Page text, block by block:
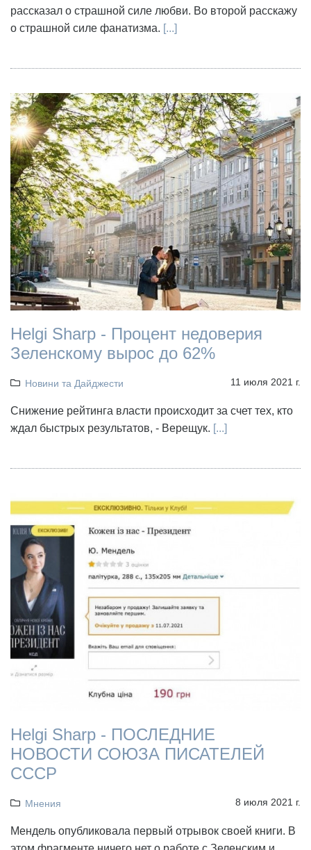
рассказал о страшной силе любви. Во второй расскажу
о страшной силе фанатизма. [...]
Helgi Sharp - Процент недоверия
Зеленскому вырос до 62%
Новини та Дайджести 11 июля 2021 г.
Снижение рейтинга власти происходит за счет тех, кто
ждал быстрых результатов, - Верещук. [...]
Helgi Sharp - ПОСЛЕДНИЕ
НОВОСТИ СОЮЗА ПИСАТЕЛЕЙ
СССР
Мнения 8 июля 2021 г.
Мендель опубликовала первый отрывок своей книги. В